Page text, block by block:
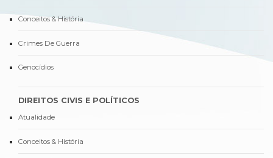
Conceitos & História
Crimes De Guerra
Genocídios
DIREITOS CIVIS E POLÍTICOS
Atualidade
Conceitos & História